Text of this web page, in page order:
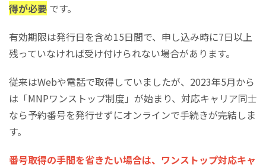
得が必要 です。
​​​​​​​有効期限は発行日を含め15日間で、申し込み時に7日以上
残っていなければ受け付けられない場合があります。
​​​​​​​従来はWebや電話で取得していましたが、2023年5月から
は「MNPワンストップ制度」が始まり、対応キャリア同士
なら予約番号を発行せずにオンラインで手続きが完結しま
す。
​​​​​​​番号取得の手間を省きたい場合は、ワンストップ対応キャ